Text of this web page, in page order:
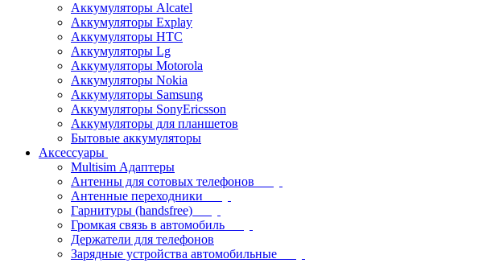
Аккумуляторы Alcatel
Аккумуляторы Explay
Аккумуляторы HTC
Аккумуляторы Lg
Аккумуляторы Motorola
Аккумуляторы Nokia
Аккумуляторы Samsung
Аккумуляторы SonyEricsson
Аккумуляторы для планшетов
Бытовые аккумуляторы
Аксессуары
Multisim Адаптеры
Антенны для сотовых телефонов
Антенные переходники
Гарнитуры (handsfree)
Громкая связь в автомобиль
Держатели для телефонов
Зарядные устройства автомобильные